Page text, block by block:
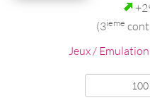
(3ieme
Jeux / Emulation